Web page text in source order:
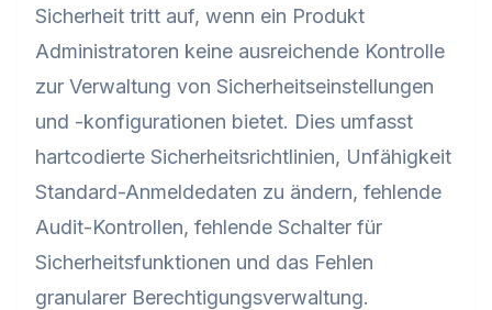
Sicherheit tritt auf, wenn ein Produkt
Administratoren keine ausreichende Kontrolle
zur Verwaltung von Sicherheitseinstellungen
und -konfigurationen bietet. Dies umfasst
hartcodierte Sicherheitsrichtlinien, Unfähigkeit
Standard-Anmeldedaten zu ändern, fehlende
Audit-Kontrollen, fehlende Schalter für
Sicherheitsfunktionen und das Fehlen
granularer Berechtigungsverwaltung.